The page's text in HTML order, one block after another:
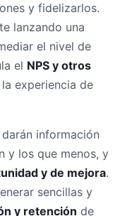
y fidelizarlos.
lanzando una
el nivel de
el NPS y otros
experiencia de
información
y los que menos, y
y de mejora.
sencillas y
y retención de